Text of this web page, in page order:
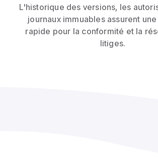
L'historique des versions, les
journaux immuables assurent
rapide pour la conformité et la
litiges.